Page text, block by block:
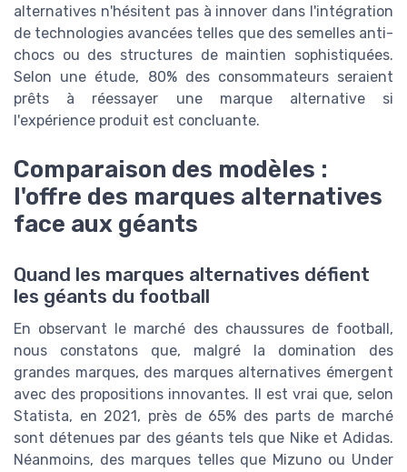
alternatives n'hésitent pas à innover dans l'intégration
de technologies avancées telles que des semelles anti-
chocs ou des structures de maintien sophistiquées.
Selon une étude, 80% des consommateurs seraient
prêts à réessayer une marque alternative si
l'expérience produit est concluante.
Comparaison des modèles :
l'offre des marques alternatives
face aux géants
Quand les marques alternatives défient
les géants du football
En observant le marché des chaussures de football,
nous constatons que, malgré la domination des
grandes marques, des marques alternatives émergent
avec des propositions innovantes. Il est vrai que, selon
Statista, en 2021, près de 65% des parts de marché
sont détenues par des géants tels que Nike et Adidas.
Néanmoins, des marques telles que Mizuno ou Under